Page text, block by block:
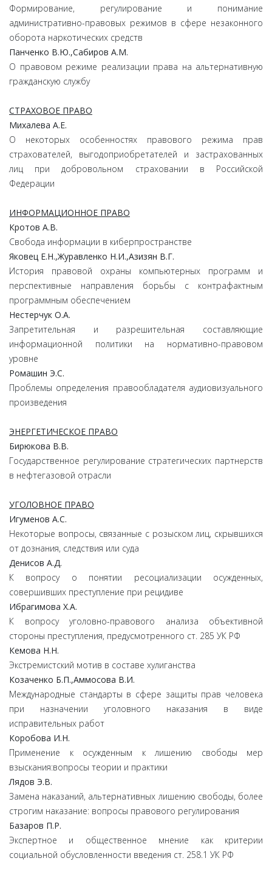
Формирование, регулирование и понимание
административно-правовых режимов в сфере незаконного
оборота наркотических средств
Панченко В.Ю.,Сабиров А.М.
О правовом режиме реализации права на альтернативную
гражданскую службу
СТРАХОВОЕ ПРАВО
Михалева А.Е.
О некоторых особенностях правового режима прав
страхователей, выгодоприобретателей и застрахованных
лиц при добровольном страховании в Российской
Федерации
ИНФОРМАЦИОННОЕ ПРАВО
Кротов А.В.
Свобода информации в киберпространстве
Яковец Е.Н.,Журавленко Н.И.,Азизян В.Г.
История правовой охраны компьютерных программ и
перспективные направления борьбы с контрафактным
программным обеспечением
Нестерчук О.А.
Запретительная и разрешительная составляющие
информационной политики на нормативно-правовом
уровне
Ромашин Э.С.
Проблемы определения правообладателя аудиовизуального
произведения
ЭНЕРГЕТИЧЕСКОЕ ПРАВО
Бирюкова В.В.
Государственное регулирование стратегических партнерств
в нефтегазовой отрасли
УГОЛОВНОЕ ПРАВО
Игуменов А.С.
Некоторые вопросы, связанные с розыском лиц, скрывшихся
от дознания, следствия или суда
Денисов А.Д.
К вопросу о понятии ресоциализации осужденных,
совершивших преступление при рецидиве
Ибрагимова Х.А.
К вопросу уголовно-правового анализа объективной
стороны преступления, предусмотренного ст. 285 УК РФ
Кемова Н.Н.
Экстремистский мотив в составе хулиганства
Козаченко Б.П.,Аммосова В.И.
Международные стандарты в сфере защиты прав человека
при назначении уголовного наказания в виде
исправительных работ
Коробова И.Н.
Применение к осужденным к лишению свободы мер
взыскания:вопросы теории и практики
Лядов Э.В.
Замена наказаний, альтернативных лишению свободы, более
строгим наказание: вопросы правового регулирования
Базаров П.Р.
Экспертное и общественное мнение как критерии
социальной обусловленности введения ст. 258.1 УК РФ